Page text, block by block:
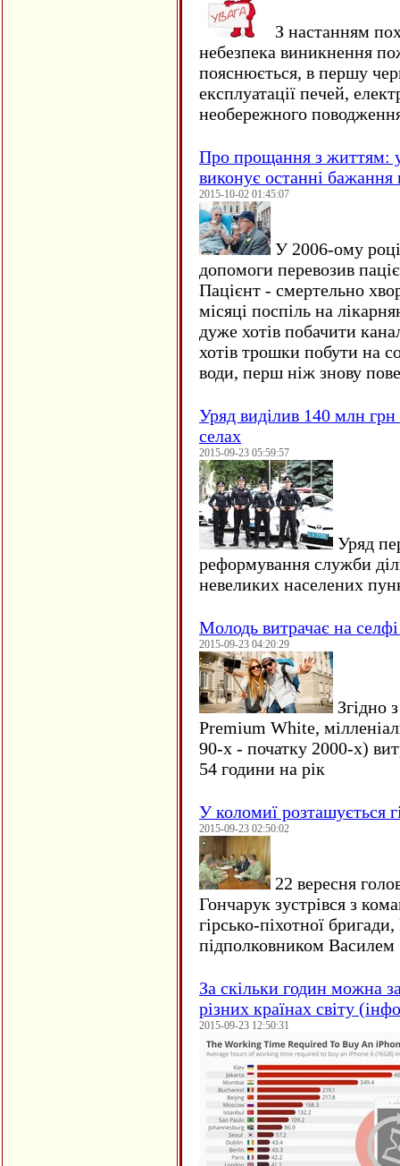
З настанням
небезпека виникнення
пояснюється, в першу
експлуатації печей,
необережного
Про прощання з життям:
виконує останні
2015-10-02 01:45:07
У 2006-ому
допомоги перевозив
Пацієнт - смертельно
місяці поспіль на
дуже хотів побачити
хотів трошки побути на
води, перш ніж знову
Уряд виділив 140 млн
селах
2015-09-23 05:59:57
Уряд
реформування служби
невеликих населених
Молодь витрачає на
2015-09-23 04:20:29
Згідно
Premium White,
90-х - початку 2000-х)
54 години на рік
У коломиї розташується
2015-09-23 02:50:02
22 вересня
Гончарук зустрівся з
гірсько-піхотної
підполковником
За скільки годин можна
різних країнах світу
2015-09-23 12:50:31